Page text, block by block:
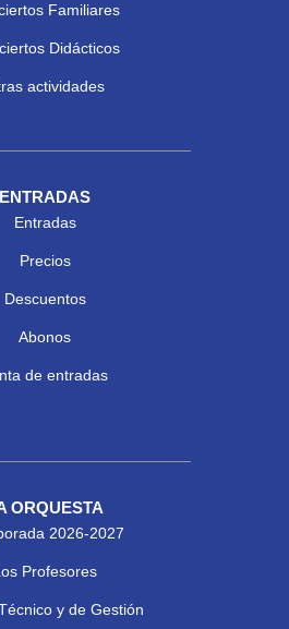
Familiares
Didácticos
actividades
ENTRADAS
Entradas
Precios
Descuentos
Abonos
de entradas
ORQUESTA
2026-2027
Profesores
y de Gestión